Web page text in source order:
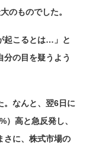
のものでした。
起こるとは…」と
分の目を疑うよう
。なんと、翌6日に
）高と急反発し、
さに、株式市場の